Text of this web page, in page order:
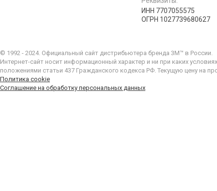
ИНН 7707055575
ОГРН 1027739680627
© 1992 - 2024. Официальный сайт дистрибьютера бренда 3M™ в России.
Интернет-сайт носит информационный характер и ни при каких
положениями статьи 437 Гражданского кодекса РФ. Текущую цену на
Политика cookie
Соглашение на обработку персональных данных